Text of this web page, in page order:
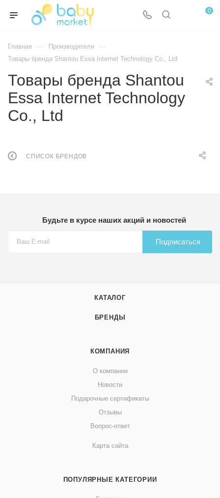
0
Главная — Производители —
Товары бренда Shantou Essa Internet Technology Co., Ltd
Товары бренда Shantou
Essa Internet Technology
Co., Ltd
СПИСОК БРЕНДОВ
Будьте в курсе наших акций и новостей
Подписаться
КАТАЛОГ
БРЕНДЫ
КОМПАНИЯ
О компании
Новости
Подарочные сертификаты
Отзывы
Вопрос-ответ
Карта сайта
ПОПУЛЯРНЫЕ КАТЕГОРИИ